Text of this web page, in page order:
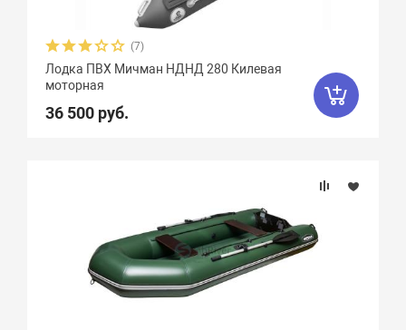
Ямаран
(7)
Лодка ПВХ Мичман НДНД 280 Килевая
моторная
36 500 руб.